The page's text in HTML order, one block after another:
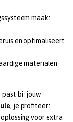
maakt
en optimaliseert
materialen
past bij jouw
, je profiteert
voor extra